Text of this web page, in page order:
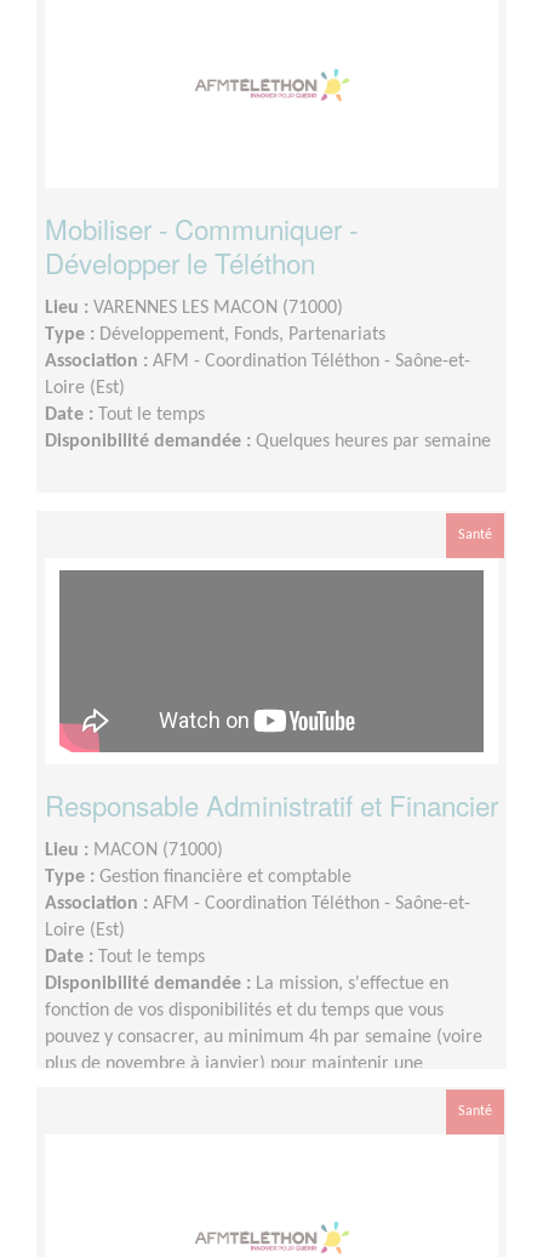
Mobiliser - Communiquer -
Développer le Téléthon
Lieu : VARENNES LES MACON (71000)
Type : Développement, Fonds, Partenariats
Association : AFM - Coordination Téléthon - Saône-et-
Loire (Est)
Date :
Tout le temps
Disponibilité demandée : Quelques heures par semaine
Santé
Responsable Administratif et Financier
Lieu : MACON (71000)
Type : Gestion financière et comptable
Association : AFM - Coordination Téléthon - Saône-et-
Loire (Est)
Date :
Tout le temps
Disponibilité demandée : La mission, s'effectue en
fonction de vos disponibilités et du temps que vous
pouvez y consacrer, au minimum 4h par semaine (voire
plus de novembre à janvier) pour maintenir une
Santé